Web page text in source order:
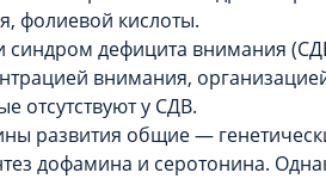
фолиевой кислоты.
синдром дефицита внимания
внимания,
отсутствуют у СДВ.
развития общие —
дофамина и серотонина.